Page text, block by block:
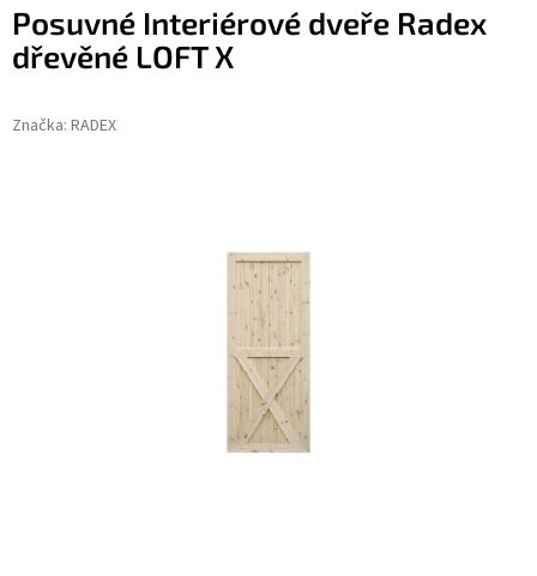
Posuvné Interiérové dveře Radex
dřevěné LOFT X
Značka: RADEX